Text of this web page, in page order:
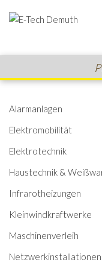
Alarmanlagen
Elektromobilität
Elektrotechnik
Haustechnik &
Infrarotheizungen
Kleinwindkraftwerke
Maschinenverleih
Netzwerkinstallationen